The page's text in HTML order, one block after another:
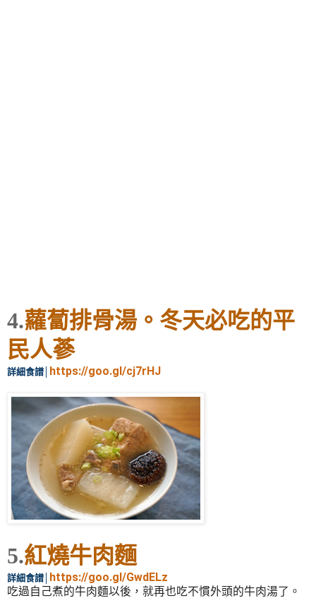
4.蘿蔔排骨湯。冬天必吃的平
民人蔘
詳細食譜 https://goo.gl/cj7rHJ
5.紅燒牛肉麵
詳細食譜 https://goo.gl/GwdELz
吃過自己煮的牛肉麵以後，就再也吃不慣外頭的牛肉湯了。